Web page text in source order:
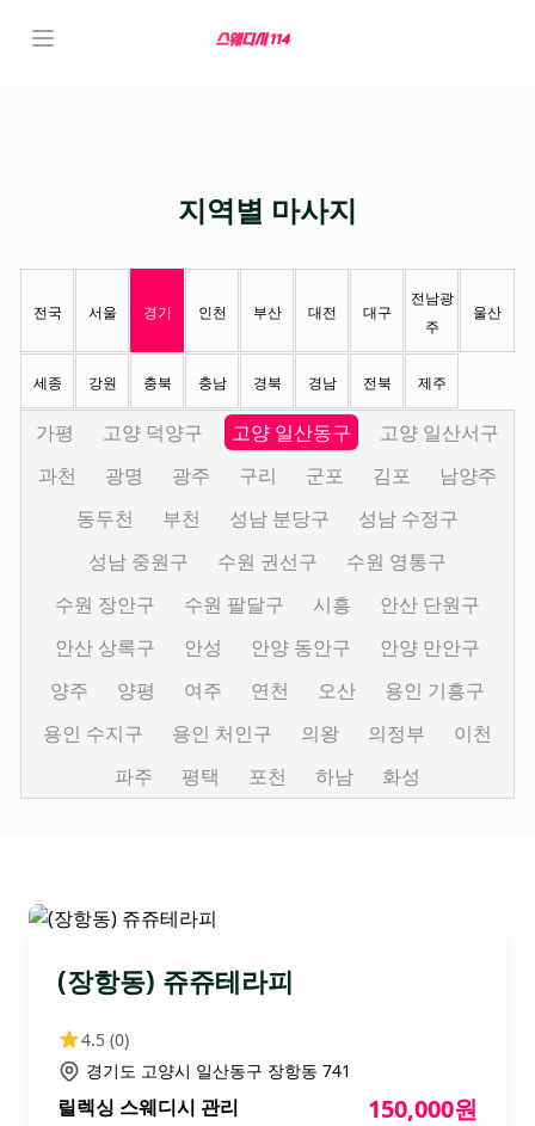
지역별 마사지
전국 서울 경기 인천 부산 대전 대구
전남광
주
울산
세종 강원 충북 충남 경북 경남 전북 제주
가평 고양 덕양구 고양 일산동구
고양 일산서구
과천
광명 광주 구리 군포 김포
남양주
동두천
부천 성남 분당구
성남 수정구
성남 중원구
수원 권선구
수원 영통구
수원 장안구
수원 팔달구 시흥
안산 단원구
안산 상록구
안성 안양 동안구
안양 만안구
양주
양평 여주 연천 오산
용인 기흥구
용인 수지구
용인 처인구 의왕 의정부
이천
파주
평택 포천 하남 화성
(장항동) 쥬쥬테라피
4.5 (0)
경기도 고양시 일산동구 장항동 741
릴렉싱 스웨디시 관리 150,000원